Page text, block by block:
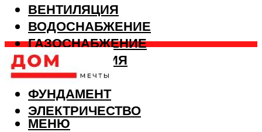
ВЕНТИЛЯЦИЯ
ВОДОСНАБЖЕНИЕ
ГАЗОСНАБЖЕНИЕ
КАНАЛИЗАЦИЯ
ОТОПЛЕНИЕ
ФУНДАМЕНТ
ЭЛЕКТРИЧЕСТВО
МЕНЮ